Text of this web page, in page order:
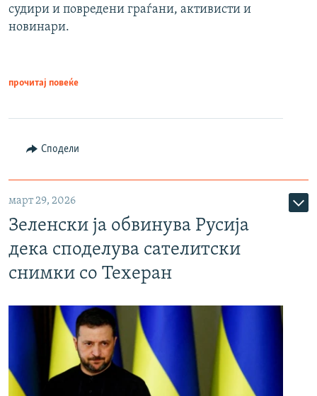
судири и повредени граѓани, активисти и
новинари.
прочитај повеќе
Сподели
март 29, 2026
Зеленски ја обвинува Русија
дека споделува сателитски
снимки со Техеран